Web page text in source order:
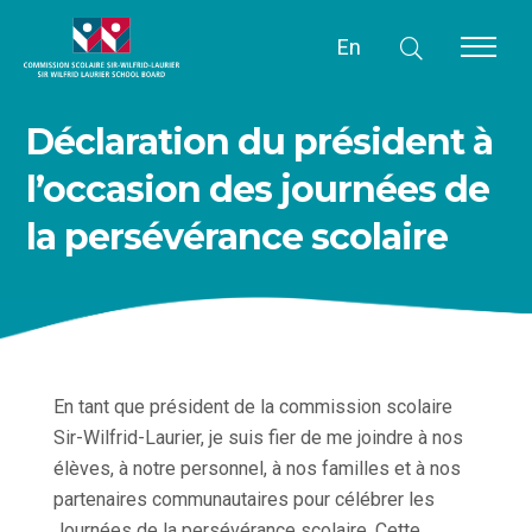
En
Déclaration du président à
l’occasion des journées de
la persévérance scolaire
En tant que président de la commission scolaire
Sir-Wilfrid-Laurier, je suis fier de me joindre à nos
élèves, à notre personnel, à nos familles et à nos
partenaires communautaires pour célébrer les